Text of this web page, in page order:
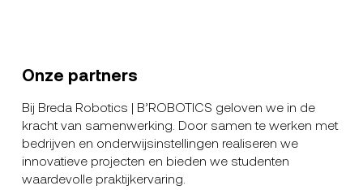
Onze partners
Bij Breda Robotics | B’ROBOTICS geloven we in de
kracht van samenwerking. Door samen te werken met
bedrijven en onderwijsinstellingen realiseren we
innovatieve projecten en bieden we studenten
waardevolle praktijkervaring.